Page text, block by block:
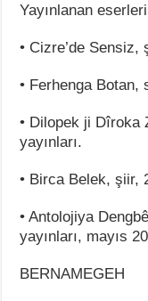
Yayınlanan
• Cizre’de Sensiz,
• Ferhenga Botan,
• Dilopek ji Dîroka
yayınları.
• Birca Belek, şiir,
• Antolojiya
yayınları, mayıs
BERNAMEGEH